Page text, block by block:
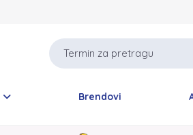
Brendovi